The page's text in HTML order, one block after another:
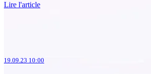
Lire l'article
19.09.23 10:00